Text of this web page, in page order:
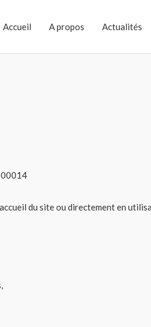
Accueil A propos Actualités
du site ou directement en